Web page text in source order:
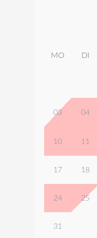
MO DI
03 04
10 11
17 18
24 25
31